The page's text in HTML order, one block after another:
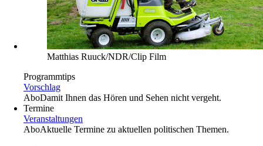
Matthias Ruuck/NDR/Clip Film
Programmtips
Vorschlag
AboDamit Ihnen das Hören und Sehen nicht vergeht.
Termine
Veranstaltungen
AboAktuelle Termine zu aktuellen politischen Themen.